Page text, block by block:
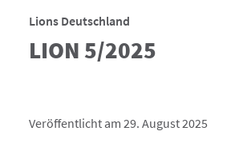
Lions Deutschland
LION 5/2025
Veröffentlicht am 29. August 2025